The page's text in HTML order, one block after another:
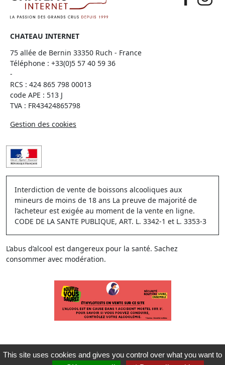
CHATEAU INTERNET
75 allée de Bernin 33350 Ruch - France
Téléphone : +33(0)5 57 40 59 36
-
RCS : 424 865 798 00013
code APE : 513 J
TVA : FR43424865798
Gestion des cookies
Interdiction de vente de boissons alcooliques aux
mineurs de moins de 18 ans La preuve de majorité de
l’acheteur est exigée au moment de la vente en ligne.
CODE DE LA SANTE PUBLIQUE, ART. L. 3342-1 et L. 3353-3
L’abus d’alcool est dangereux pour la santé. Sachez
consommer avec modération.
This site uses cookies and gives you control over what you want to